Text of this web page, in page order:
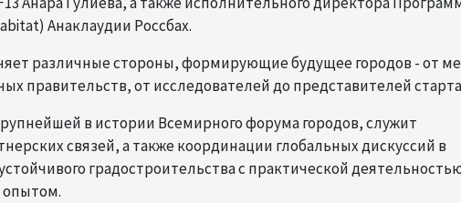
Анаклаудии Россбах.
различные стороны, формирующие будущее городов - от
правительств, от исследователей до представителей
в истории Всемирного форума городов, служит
связей, а также координации глобальных дискуссий в
градостроительства с практической